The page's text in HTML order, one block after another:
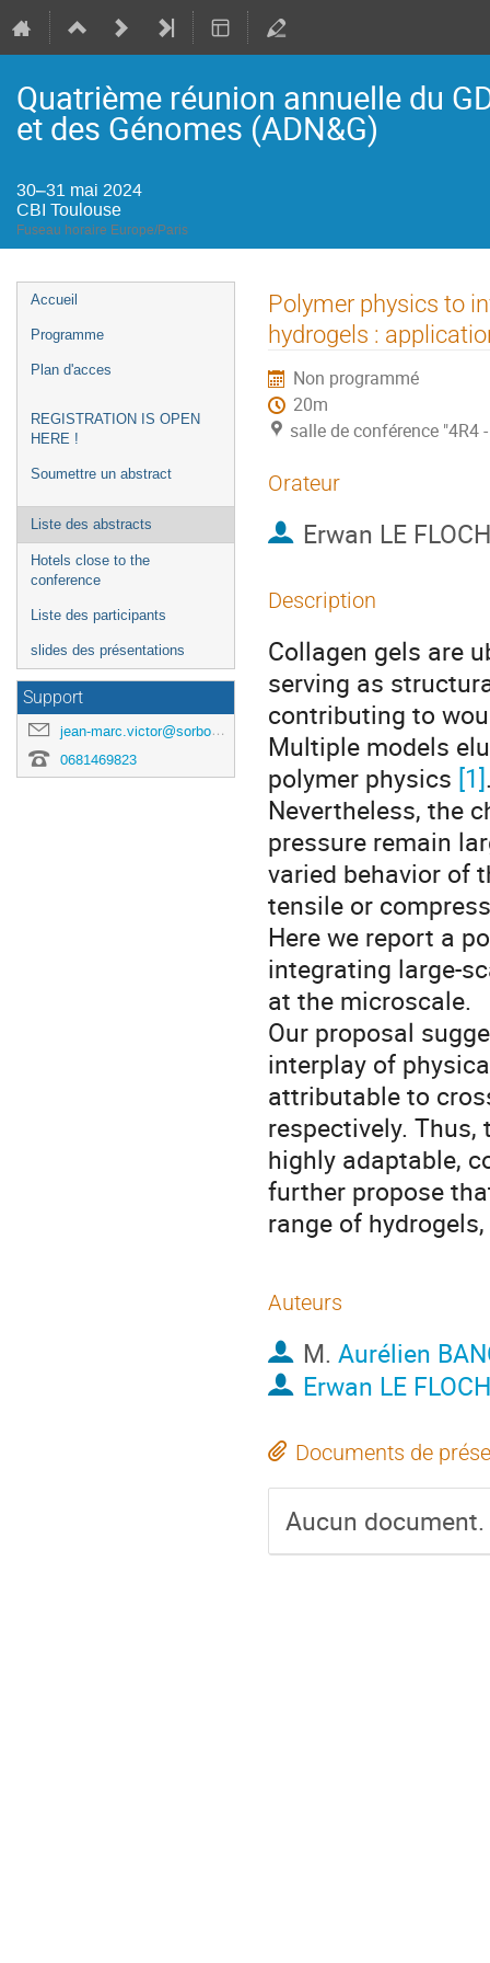
Quatrième réunion annuelle du
et des Génomes (ADN&G)
30–31 mai 2024
CBI Toulouse
Fuseau horaire Europe/Paris
Menu
de
Accueil
Programme
Plan d'acces
REGISTRATION IS OPEN
HERE !
Soumettre un abstract
Liste des abstracts
Hotels close to the
conference
Liste des participants
slides des présentations
Support
jean-marc.victor@sorbonne-universite.fr
0681469823
Polymer physics to
hydrogels :
Non programmé
20m
salle de conférence "4R4
Orateur
Erwan LE FLOCH
Description
Collagen gels are
serving as
contributing to
Multiple models
polymer physics [1]
Nevertheless, the
pressure remain
varied behavior of
tensile or
Here we report a
integrating large-
at the microscale.
Our proposal
interplay of
attributable to
respectively.
highly adaptable,
further propose
range of
Auteurs
M. Aurélien
Erwan LE FLOCH
Documents de
Aucun document.